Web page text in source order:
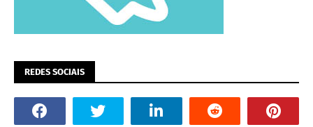
REDES SOCIAIS